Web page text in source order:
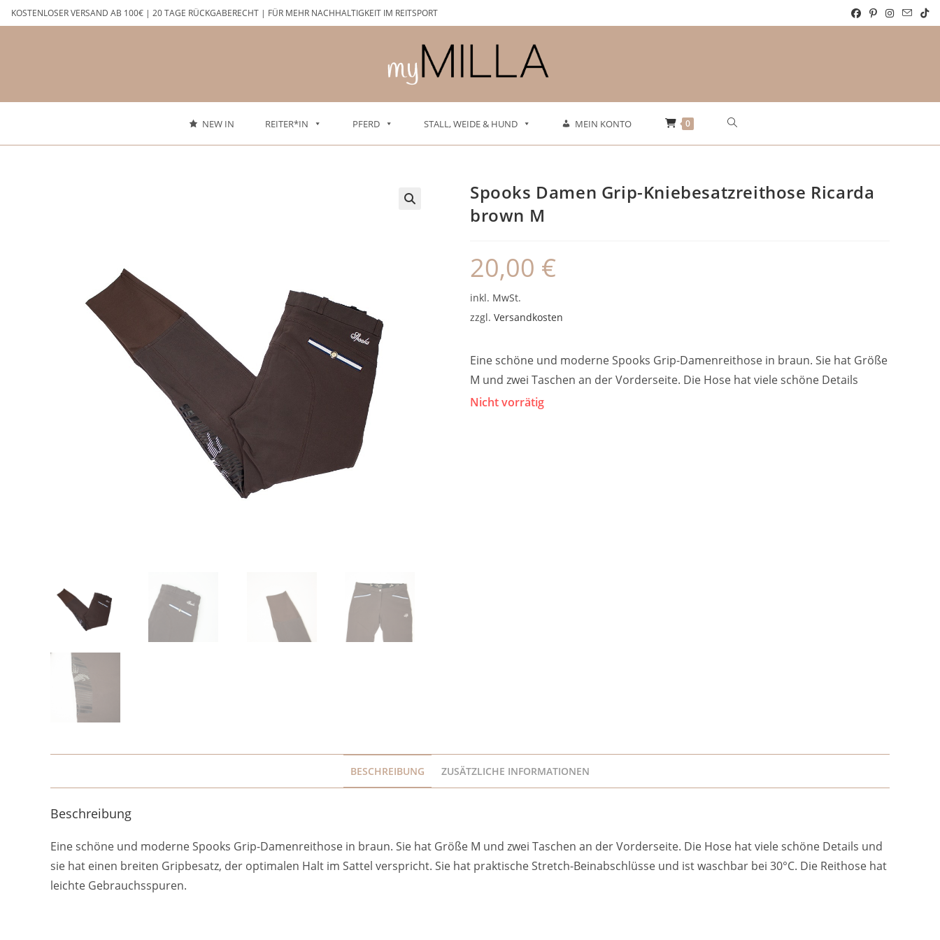
Zum
Inhalt
KOSTENLOSER VERSAND AB 100€ | 20 TAGE RÜCKGABERECHT | FÜR MEHR NACHHALTIGKEIT IM REITSPORT
NEW IN REITER*IN PFERD STALL, WEIDE & HUND MEIN KONTO 0 Website-
Spooks Damen Grip-Kniebesatzreithose Ricarda
brown M
20,00 €
inkl. MwSt.
zzgl. Versandkosten
Eine schöne und moderne Spooks Grip-Damenreithose in braun. Sie hat Größe
M und zwei Taschen an der Vorderseite. Die Hose hat viele schöne Details
Nicht vorrätig
BESCHREIBUNG ZUSÄTZLICHE INFORMATIONEN
Beschreibung
Eine schöne und moderne Spooks Grip-Damenreithose in braun. Sie hat Größe M und zwei Taschen an der Vorderseite. Die Hose hat viele schöne Details und
sie hat einen breiten Gripbesatz, der optimalen Halt im Sattel verspricht. Sie hat praktische Stretch-Beinabschlüsse und ist waschbar bei 30°C. Die Reithose hat
leichte Gebrauchsspuren.